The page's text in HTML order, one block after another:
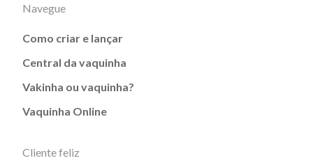
Navegue
Como criar e lançar
Central da vaquinha
Vakinha ou vaquinha?
Vaquinha Online
Cliente feliz